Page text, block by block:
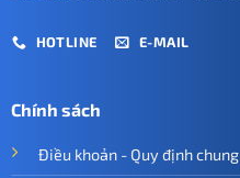
HOTLINE E-MAIL
Chính sách
Điều khoản - Quy định chung